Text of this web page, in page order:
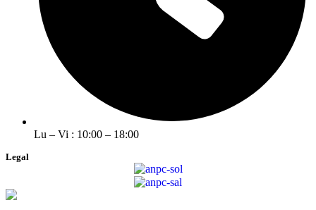
Lu – Vi : 10:00 – 18:00
Legal